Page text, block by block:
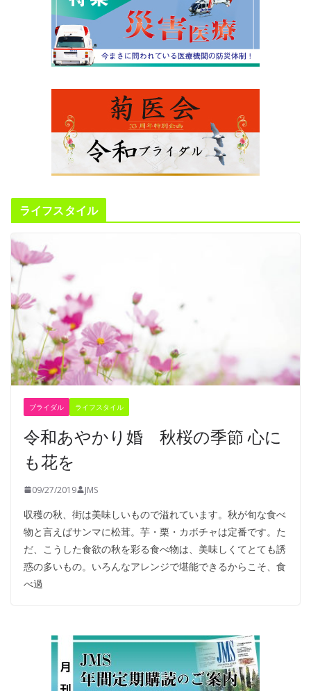
ライフスタイル
ブライダル ライフスタイル
令和あやかり婚 秋桜の季節 心に
も花を
09/27/2019 JMS
収穫の秋、街は美味しいもので溢れています。秋が旬な食べ
物と言えばサンマに松茸。芋・栗・カボチャは定番です。た
だ、こうした食欲の秋を彩る食べ物は、美味しくてとても誘
惑の多いもの。いろんなアレンジで堪能できるからこそ、食
べ過